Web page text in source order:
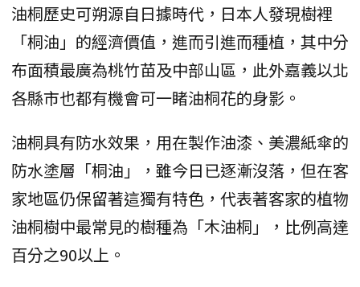
油桐歷史可朔源自日據時代，日本人發現樹裡
「桐油」的經濟價值，進而引進而種植，其中分
布面積最廣為桃竹苗及中部山區，此外嘉義以北
各縣市也都有機會可一睹油桐花的身影。
油桐具有防水效果，用在製作油漆、美濃紙傘的
防水塗層「桐油」，雖今日已逐漸沒落，但在客
家地區仍保留著這獨有特色，代表著客家的植物
油桐樹中最常見的樹種為「木油桐」，比例高達
百分之90以上。